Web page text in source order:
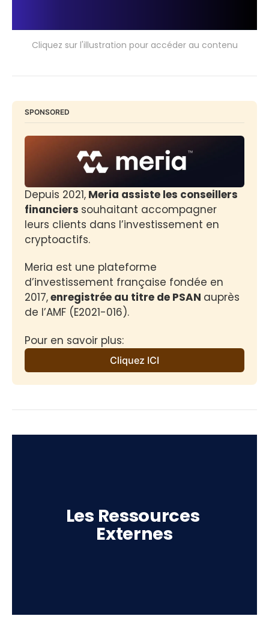
Cliquez sur l'illustration pour accéder au contenu
SPONSORED
Depuis 2021, Meria assiste les conseillers
financiers souhaitant accompagner
leurs clients dans l’investissement en
cryptoactifs.
Meria est une plateforme
d’investissement française fondée en
2017, enregistrée au titre de PSAN auprès
de l’AMF (E2021-016).
Pour en savoir plus:
Cliquez ICI
Les Ressources
Externes